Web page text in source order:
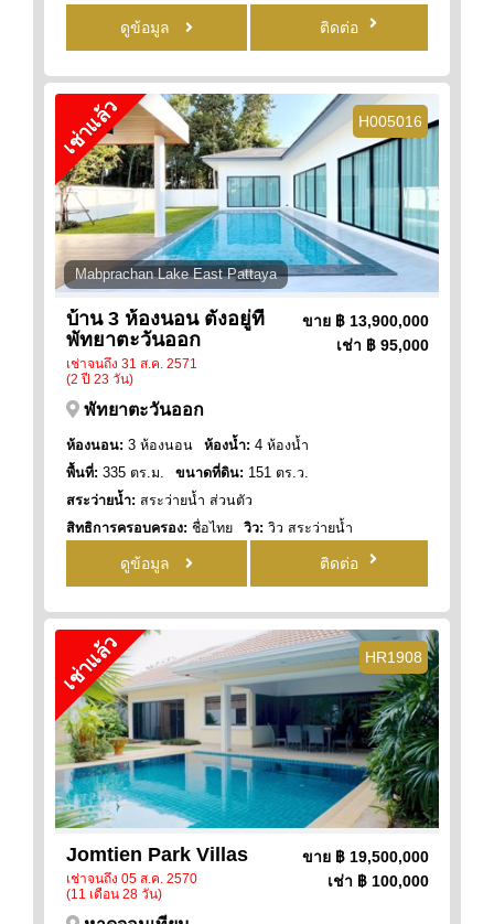
ดูข้อมูล ติดต่อ
H005016
เช่าแล้ว
Mabprachan Lake East Pattaya
บ้าน 3 ห้องนอน ตั้งอยู่ที่
พัทยาตะวันออก
เช่าจนถึง 31 ส.ค. 2571
(2 ปี 23 วัน)
ขาย ฿ 13,900,000
เช่า ฿ 95,000
พัทยาตะวันออก
ห้องนอน: 3 ห้องนอน ห้องน้ำ: 4 ห้องน้ำ
พื้นที่: 335 ตร.ม. ขนาดที่ดิน: 151 ตร.ว.
สระว่ายน้ำ: สระว่ายน้ำ ส่วนตัว
สิทธิการครอบครอง: ชื่อไทย วิว: วิว สระว่ายน้ำ
ดูข้อมูล ติดต่อ
HR1908
เช่าแล้ว
Jomtien Park Villas
เช่าจนถึง 05 ส.ค. 2570
(11 เดือน 28 วัน)
ขาย ฿ 19,500,000
เช่า ฿ 100,000